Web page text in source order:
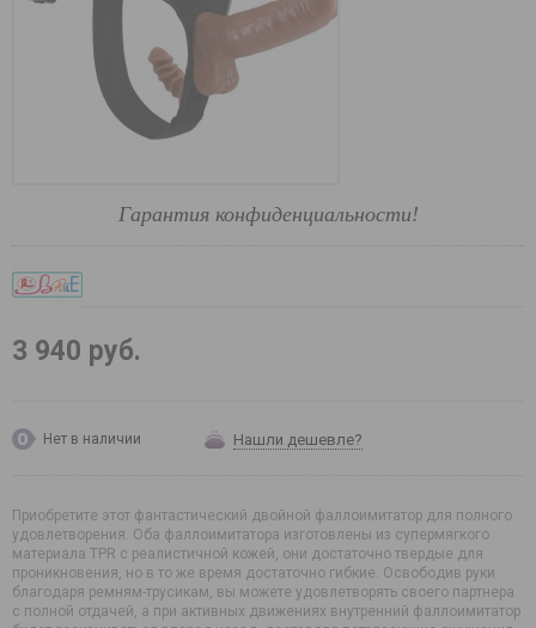
Гарантия конфиденциальности!
3 940 руб.
Нет в наличии Нашли дешевле?
Приобретите этот фантастический двойной фаллоимитатор для полного
удовлетворения. Оба фаллоимитатора изготовлены из супермягкого
материала TPR с реалистичной кожей, они достаточно твердые для
проникновения, но в то же время достаточно гибкие. Освободив руки
благодаря ремням-трусикам, вы можете удовлетворять своего партнера
с полной отдачей, а при активных движениях внутренний фаллоимитатор